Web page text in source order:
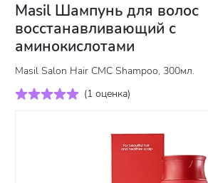
Masil Шампунь для волос
восстанавливающий с
аминокислотами
Masil Salon Hair CMC Shampoo, 300мл.
(1 оценка)